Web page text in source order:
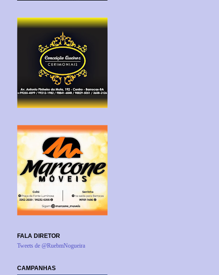
FALA DIRETOR
Tweets de @RuebmNogueira
CAMPANHAS